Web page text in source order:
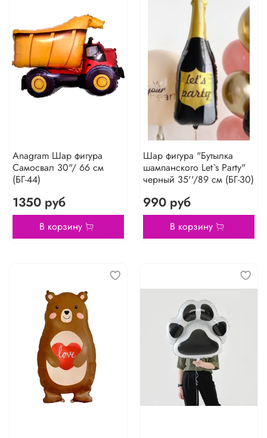
Anagram Шар фигура
Самосвал 30"/ 66 см
(БГ-44)
1350 руб
В корзину
Шар фигура "Бутылка
шампанского Let`s Party"
черный 35''/89 см (БГ-30)
990 руб
В корзину